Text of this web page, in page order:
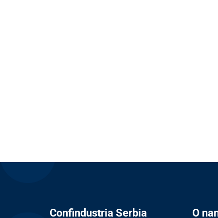
Confindustria Serbia O